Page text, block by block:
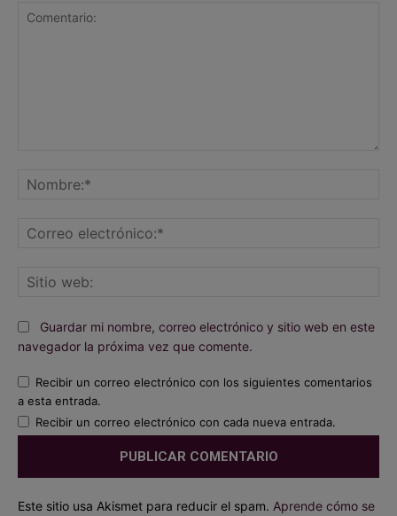
Guardar mi nombre, correo electrónico y sitio web en este
navegador la próxima vez que comente.
Recibir un correo electrónico con los siguientes comentarios
a esta entrada.
Recibir un correo electrónico con cada nueva entrada.
Este sitio usa Akismet para reducir el spam. Aprende cómo se